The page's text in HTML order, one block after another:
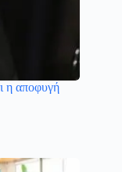
η αποφυγή